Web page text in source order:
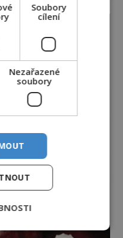
Soubory
cílení
Nezařazené
soubory